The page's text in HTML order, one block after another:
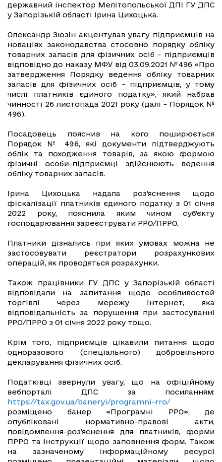
державний інспектор Мелітопольської ДПІ ГУ ДПС
у Запорізькій області Ірина Цихоцька.
Олександр Зюзін акцентував увагу підприємців на
новаціях законодавства стосовно порядку обліку
товарних запасів для фізичних осіб - підприємців
відповідно до наказу МФУ від 03.09.2021 №496 «Про
затвердження Порядку ведення обліку товарних
запасів для фізичних осіб - підприємців, у тому
числі платників єдиного податку», який набрав
чинності 26 листопада 2021 року (далі - Порядок №
496).
Посадовець пояснив на кого поширюється
Порядок № 496, які документи підтверджують
облік та походження товарів, за якою формою
фізичні особи-підприємці здійснюють ведення
обліку товарних запасів.
Ірина Цихоцька надала роз’яснення щодо
фіскалізації платників єдиного податку з 01 січня
2022 року, пояснила яким чином суб’єкту
господарювання зареєструвати РРО/ПРРО.
Платники дізнались при яких умовах можна не
застосовувати реєстратори розрахункових
операцій, як проводяться розрахунки.
Також працівники ГУ ДПС у Запорізькій області
відповідали на запитання щодо особливостей
торгівлі через мережу Інтернет, яка
відповідальність за порушення при застосуванні
РРО/ПРРО з 01 січня 2022 року тощо.
Крім того, підприємців цікавили питання щодо
одноразового (спеціального) добровільного
декларування фізичних осіб.
Податківці звернули увагу, що на офіційному
вебпорталі ДПС за посиланням:
https://tax.gov.ua/baneryi/programni-rro/
розміщено банер «Програмні РРО», де
опубліковані нормативно-правові акти,
повідомлення-роз’яснення для платників, форми
ПРРО та інструкції щодо заповнення форм. Також
на зазначеному інформаційному ресурсі